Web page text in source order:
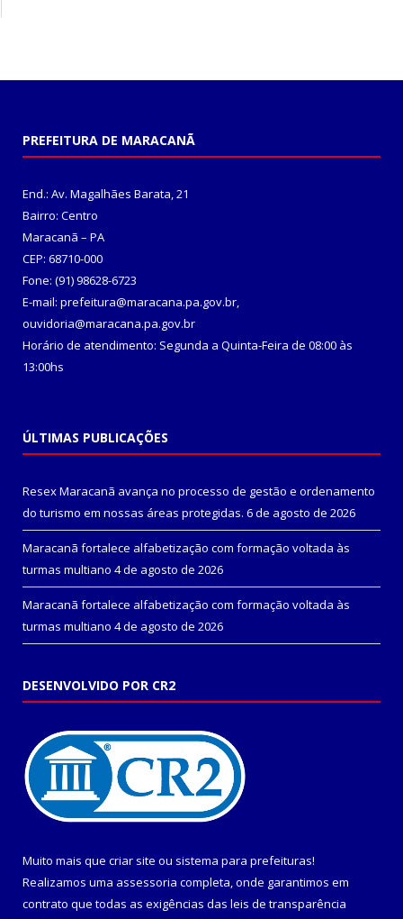
PREFEITURA DE MARACANÃ
End.: Av. Magalhães Barata, 21
Bairro: Centro
Maracanã – PA
CEP: 68710-000
Fone: (91) 98628-6723
E-mail: prefeitura@maracana.pa.gov.br,
ouvidoria@maracana.pa.gov.br
Horário de atendimento: Segunda a Quinta-Feira de 08:00 às
13:00hs
ÚLTIMAS PUBLICAÇÕES
Resex Maracanã avança no processo de gestão e ordenamento
do turismo em nossas áreas protegidas. 6 de agosto de 2026
Maracanã fortalece alfabetização com formação voltada às
turmas multiano 4 de agosto de 2026
Maracanã fortalece alfabetização com formação voltada às
turmas multiano 4 de agosto de 2026
DESENVOLVIDO POR CR2
Muito mais que criar site ou sistema para prefeituras!
Realizamos uma assessoria completa, onde garantimos em
contrato que todas as exigências das leis de transparência